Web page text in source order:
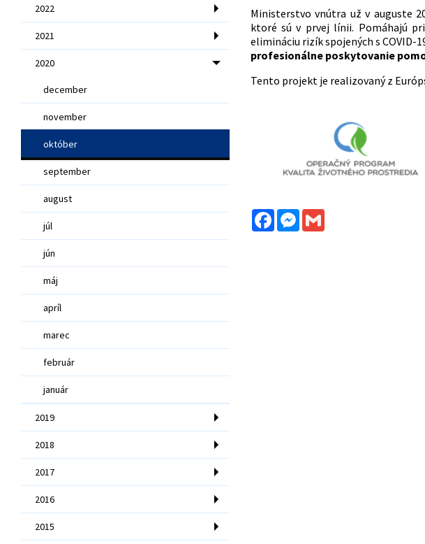
2022
2021
2020
december
november
október
september
august
júl
jún
máj
apríl
marec
február
január
2019
2018
2017
2016
2015
Ministerstvo vnútra už v auguste
ktoré sú v prvej línii. Pomáhajú
elimináciu rizík spojených s COVID-
profesionálne poskytovanie
Tento projekt je realizovaný z
FacebookMessenger
Gmail